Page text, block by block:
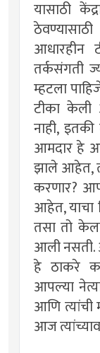
यासाठी
आधारहीन
तर्कसंगती
म्हटला
टीका
नाही,
आमदार हे
झाले आहेत,
करणार?
आहेत, याचा
तसा तो
आली नसती.
हे ठाकरे
आपल्या
आणि
आज